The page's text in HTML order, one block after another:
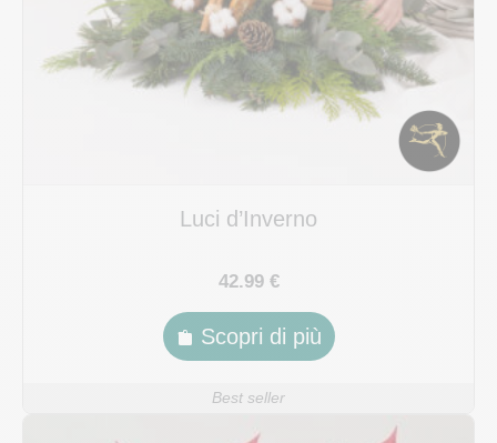
Luci d’Inverno
42.99 €
Scopri di più
Best seller